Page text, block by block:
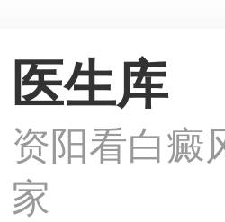
医生库
资阳看白癜
家